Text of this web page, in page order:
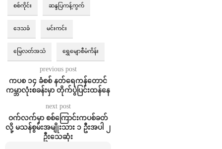
စစ်ကိုင်း ဆန္ဒပြကန့်ကွက်
ဒေသခံ မင်းကင်း
မြေလတ်အသံ ရွှေမျောစီမံကိန်း
previous post
ကပစ ၁၄ ခံစစ် နတ်ရေကန်တောင်
ကမ္ဘာလုံးစခန်းမှာ တိုက်ပွဲပြင်းထန်နေ
next post
ဝက်လက်မှာ စစ်ကြောင်းကပစ်ခတ်
လို့ မသန်စွမ်းအမျိုးသား ၁ ဦးအပါ ၂
ဦးသေဆုံး